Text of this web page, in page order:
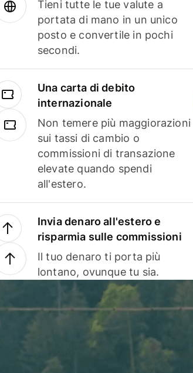
Tieni tutte le tue valute a
portata di mano in un unico
posto e convertile in pochi
secondi.
Una carta di debito
internazionale
Non temere più maggiorazioni
sui tassi di cambio o
commissioni di transazione
elevate quando spendi
all'estero.
Invia denaro all'estero e
risparmia sulle commissioni
Il tuo denaro ti porta più
lontano, ovunque tu sia.